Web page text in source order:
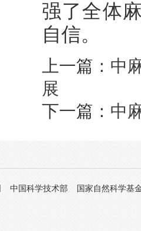
强了全体
自信。
上一篇： 中
展
下一篇： 中
中国科学技术部
国家自然科学基